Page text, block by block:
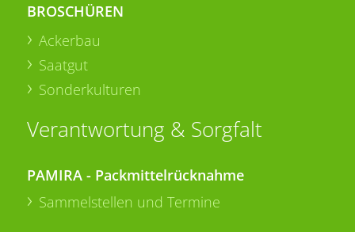
BROSCHÜREN
Ackerbau
Saatgut
Sonderkulturen
Verantwortung & Sorgfalt
PAMIRA - Packmittelrücknahme
Sammelstellen und Termine